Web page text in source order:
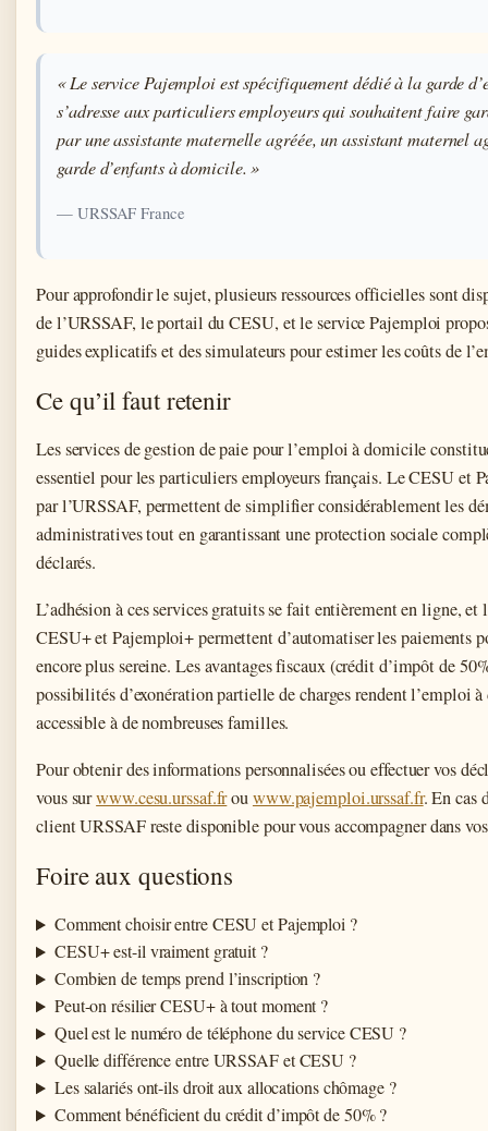
« Le service Pajemploi est spécifiquement dédié à la garde
s’adresse aux particuliers employeurs qui souhaitent faire
par une assistante maternelle agréée, un assistant maternel
garde d’enfants à domicile. »
— URSSAF France
Pour approfondir le sujet, plusieurs ressources officielles sont
de l’URSSAF, le portail du CESU, et le service Pajemploi
guides explicatifs et des simulateurs pour estimer les coûts de
Ce qu’il faut retenir
Les services de gestion de paie pour l’emploi à domicile
essentiel pour les particuliers employeurs français. Le CESU et
par l’URSSAF, permettent de simplifier considérablement les
administratives tout en garantissant une protection sociale
déclarés.
L’adhésion à ces services gratuits se fait entièrement en ligne, et
CESU+ et Pajemploi+ permettent d’automatiser les paiements
encore plus sereine. Les avantages fiscaux (crédit d’impôt de
possibilités d’exonération partielle de charges rendent l’emploi
accessible à de nombreuses familles.
Pour obtenir des informations personnalisées ou effectuer vos
vous surwww.cesu.urssaf.frouwww.pajemploi.urssaf.fr. En cas
client URSSAF reste disponible pour vous accompagner dans
Foire aux questions
Comment choisir entre CESU et Pajemploi ?
CESU+ est-il vraiment gratuit ?
Combien de temps prend l’inscription ?
Peut-on résilier CESU+ à tout moment ?
Quel est le numéro de téléphone du service CESU ?
Quelle différence entre URSSAF et CESU ?
Les salariés ont-ils droit aux allocations chômage ?
Comment bénéficient du crédit d’impôt de 50% ?